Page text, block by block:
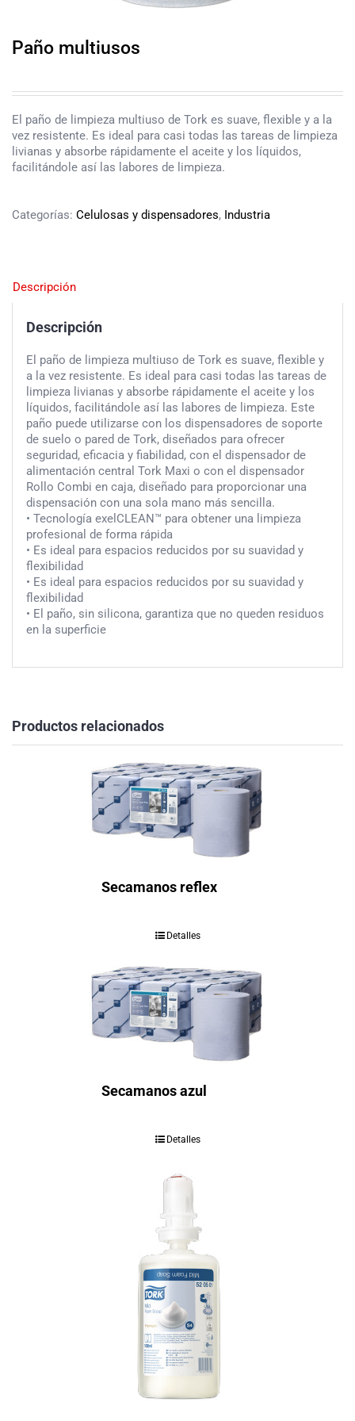
Paño multiusos
El paño de limpieza multiuso de Tork es suave, flexible y a la
vez resistente. Es ideal para casi todas las tareas de limpieza
livianas y absorbe rápidamente el aceite y los líquidos,
facilitándole así las labores de limpieza.
Categorías: Celulosas y dispensadores, Industria
Descripción
Descripción
El paño de limpieza multiuso de Tork es suave, flexible y
a la vez resistente. Es ideal para casi todas las tareas de
limpieza livianas y absorbe rápidamente el aceite y los
líquidos, facilitándole así las labores de limpieza. Este
paño puede utilizarse con los dispensadores de soporte
de suelo o pared de Tork, diseñados para ofrecer
seguridad, eficacia y fiabilidad, con el dispensador de
alimentación central Tork Maxi o con el dispensador
Rollo Combi en caja, diseñado para proporcionar una
dispensación con una sola mano más sencilla.
• Tecnología exelCLEAN™ para obtener una limpieza
profesional de forma rápida
• Es ideal para espacios reducidos por su suavidad y
flexibilidad
• Es ideal para espacios reducidos por su suavidad y
flexibilidad
• El paño, sin silicona, garantiza que no queden residuos
en la superficie
Productos relacionados
Secamanos reflex
Detalles
Secamanos azul
Detalles